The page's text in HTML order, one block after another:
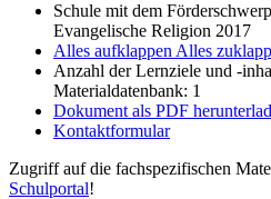
Schule mit dem
Evangelische Religion 2017
Alles aufklappen Alles
Anzahl der Lernziele und -
Materialdatenbank: 1
Dokument als PDF
Kontaktformular
Zugriff auf die fachspezifischen
Schulportal!